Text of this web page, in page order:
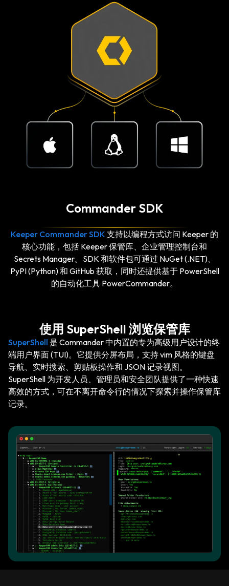
Commander SDK
Keeper Commander SDK 支持以编程方式访问 Keeper 的
核心功能，包括 Keeper 保管库、企业管理控制台和
Secrets Manager。SDK 和软件包可通过 NuGet (.NET)、
PyPI (Python) 和 GitHub 获取，同时还提供基于 PowerShell
的自动化工具 PowerCommander。
使用 SuperShell 浏览保管库
SuperShell 是 Commander 中内置的专为高级用户设计的终
端用户界面 (TUI)。它提供分屏布局，支持 vim 风格的键盘
导航、实时搜索、剪贴板操作和 JSON 记录视图。
SuperShell 为开发人员、管理员和安全团队提供了一种快速
高效的方式，可在不离开命令行的情况下探索并操作保管库
记录。